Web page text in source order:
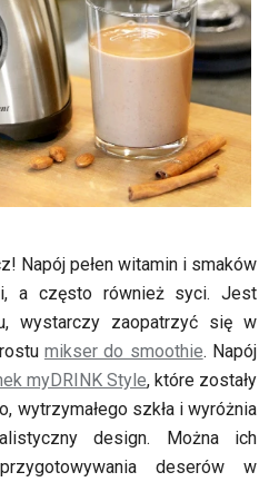
Napój pełen witamin i smaków
a często również syci. Jest
wystarczy zaopatrzyć się w
mikser do smoothie. Napój
myDRINK Style, które zostały
wytrzymałego szkła i wyróżnia
design. Można ich
deserów w